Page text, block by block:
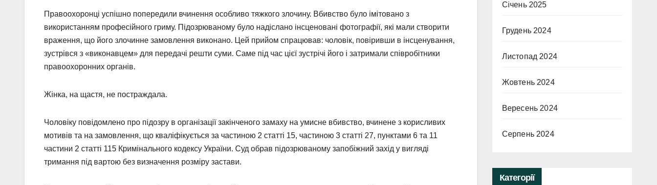
Правоохоронці успішно попередили вчинення особливо тяжкого злочину. Вбивство було імітовано з
використанням професійного гриму. Підозрюваному було надіслано інсценовані фотографії, які мали створити
враження, що його злочинне замовлення виконано. Цей прийом спрацював: чоловік, повіривши в інсценування,
зустрівся з «виконавцем» для передачі решти суми. Саме під час цієї зустрічі його і затримали співробітники
правоохоронних органів.
Жінка, на щастя, не постраждала.
Чоловіку повідомлено про підозру в організації закінченого замаху на умисне вбивство, вчинене з корисливих
мотивів та на замовлення, що кваліфікується за частиною 2 статті 15, частиною 3 статті 27, пунктами 6 та 11
частини 2 статті 115 Кримінального кодексу України. Суд обрав підозрюваному запобіжний захід у вигляді
тримання під вартою без визначення розміру застави.
Січень 2025
Грудень 2024
Листопад 2024
Жовтень 2024
Вересень 2024
Серпень 2024
Категорії